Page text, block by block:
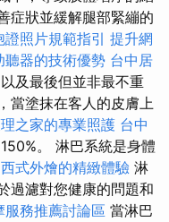
症狀並緩解腿部緊繃的
證照片規範指引 提升網
聽器的技術優勢 台中居
及最後但並非最不重
當塗抹在客人的皮膚上
之家的專業照護 台中
。 淋巴系統是身體
西式外燴的精緻體驗 淋
過濾對您健康的問題和
服務推薦討論區 當淋巴